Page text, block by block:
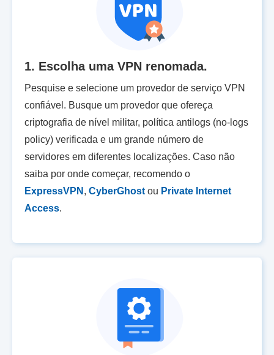
1. Escolha uma VPN renomada.
Pesquise e selecione um provedor de serviço VPN
confiável. Busque um provedor que ofereça
criptografia de nível militar, política antilogs (no-logs
policy) verificada e um grande número de
servidores em diferentes localizações. Caso não
saiba por onde começar, recomendo o
ExpressVPN , CyberGhost ou Private Internet
Access.